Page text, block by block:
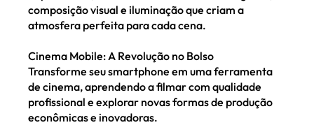
composição visual e iluminação que criam a
atmosfera perfeita para cada cena.
Cinema Mobile: A Revolução no Bolso
Transforme seu smartphone em uma ferramenta
de cinema, aprendendo a filmar com qualidade
profissional e explorar novas formas de produção
econômicas e inovadoras.